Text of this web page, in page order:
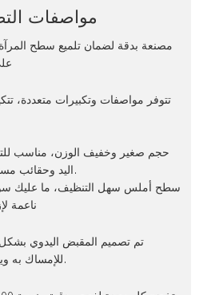
مواصفات
مصنعة بدقة لضمان تلميع سطح
تتوفر مواصفات وتكبيرات متعددة،
حجم صغير وخفيف الوزن، مناسب
اليد وحقائب مستحضرات التجميل والجيوب.
سطح أملس سهل التنظيف، ما عليك
ناعمة
تم تصميم المقبض اليدوي
للإمساك به ويمنع انزلاقه أثناء الاستخدام.